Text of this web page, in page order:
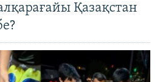
Қазақстан